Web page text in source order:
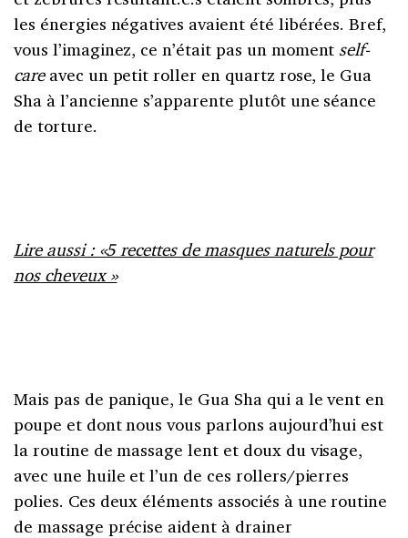
les énergies négatives avaient été libérées. Bref,
vous l’imaginez, ce n’était pas un moment self-
careavec un petit roller en quartz rose, le Gua
Sha à l’ancienne s’apparente plutôt une séance
de torture.
Lire aussi : «5 recettes de masques naturels pour
nos cheveux »
Mais pas de panique, le Gua Sha qui a le vent en
poupe et dont nous vous parlons aujourd’hui est
la routine de massage lent et doux du visage,
avec une huile et l’un de ces rollers/pierres
polies. Ces deux éléments associés à une routine
de massage précise aident à drainer